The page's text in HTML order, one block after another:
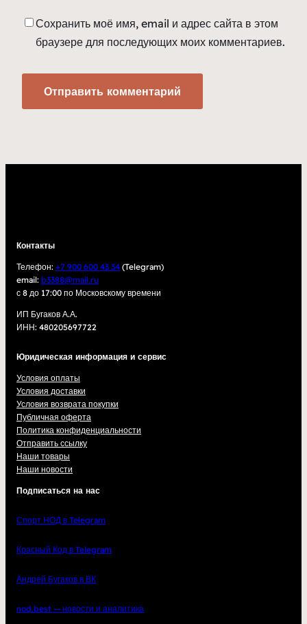
Сохранить моё имя, email и адрес сайта в этом
браузере для последующих моих комментариев.
Контакты
Телефон: +7 900 600 43 34 (Telegram)
email: b3388@mail.ru
с 8 до 17:00 по Московскому времени
ИП Бугаков А.А.
ИНН: 480205697722
Юридическая информация и сервис
Условия оплаты
Условия доставки
Условия возврата покупки
Публичная оферта
Политика конфиденциальности
Отправить ссылку
Наши товары
Наши новости
Подписаться на нас
Спорт НОД в Telegram
Красный Код в Telegram
Андрей Бугаков в ВК
nod.best — новости и аналитика